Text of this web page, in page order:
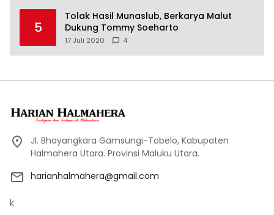
5
Tolak Hasil Munaslub, Berkarya Malut
Dukung Tommy Soeharto
17 Juli 2020 4
Jl. Bhayangkara Gamsungi-Tobelo, Kabupaten
Halmahera Utara. Provinsi Maluku Utara.
harianhalmahera@gmail.com
k